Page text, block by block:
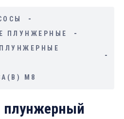
ПЛУНЖЕРНЫЕ
М8
плунжерный